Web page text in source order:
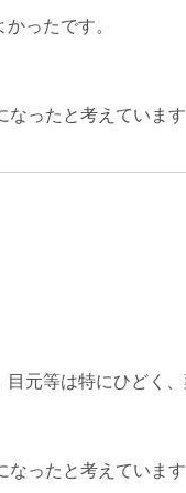
ったです。
なったと考えています
元等は特にひどく
なったと考えています